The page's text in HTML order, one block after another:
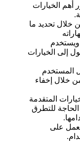
الخيارات
خلال تحديد ما
إلى الخيارات
المستخدم
خلال إخفاء
المتقدمة
للتطرق
على